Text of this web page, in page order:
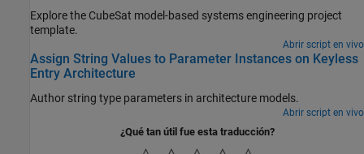
Explore the CubeSat model-based systems engineering project
template.
Abrir script en vivo
Assign String Values to Parameter Instances on Keyless
Entry Architecture
Author string type parameters in architecture models.
Abrir script en vivo
¿Qué tan útil fue esta traducción?